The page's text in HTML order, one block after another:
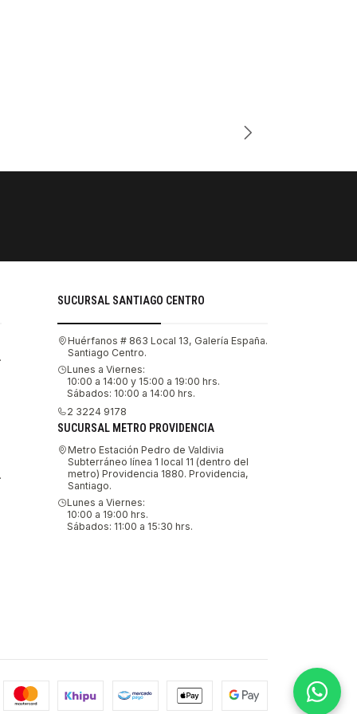
SUCURSAL SANTIAGO CENTRO
Huérfanos # 863 Local 13, Galería España.
Santiago Centro.
Lunes a Viernes:
10:00 a 14:00 y 15:00 a 19:00 hrs.
Sábados: 10:00 a 14:00 hrs.
2 3224 9178
SUCURSAL METRO PROVIDENCIA
Metro Estación Pedro de Valdivia
Subterráneo línea 1 local 11 (dentro del
metro) Providencia 1880. Providencia,
Santiago.
Lunes a Viernes:
10:00 a 19:00 hrs.
Sábados: 11:00 a 15:30 hrs.